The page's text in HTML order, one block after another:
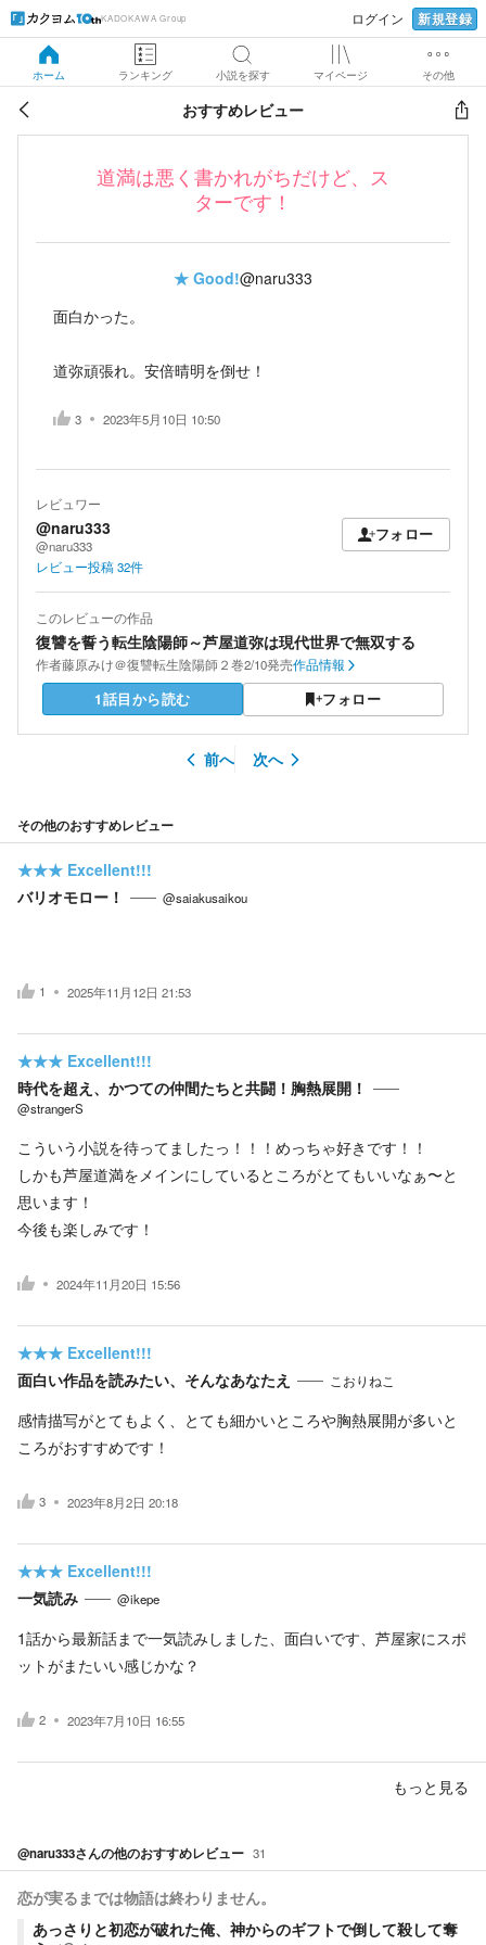
KADOKAWA Group ログイン 新規登録
ホーム ランキング 小説を探す マイページ その他
おすすめレビュー
道満は悪く書かれがちだけど、ス
ターです！
★ Good!@naru333
面白かった。
道弥頑張れ。安倍晴明を倒せ！
3 2023年5月10日 10:50
レビュワー
@naru333
@naru333
フォロー
レビュー投稿32件
このレビューの作品
復讐を誓う転生陰陽師～芦屋道弥は現代世界で無双する
作者藤原みけ＠復讐転生陰陽師２巻2/10発売作品情報
1話目から読む フォロー
前へ 次へ
その他のおすすめレビュー
★★★ Excellent!!!
バリオモロー！
@saiakusaikou
1 2025年11月12日 21:53
★★★ Excellent!!!
時代を超え、かつての仲間たちと共闘！胸熱展開！
@strangerS
こういう小説を待ってましたっ！！！めっちゃ好きです！！
しかも芦屋道満をメインにしているところがとてもいいなぁ〜と
思います！
今後も楽しみです！
2024年11月20日 15:56
★★★ Excellent!!!
面白い作品を読みたい、そんなあなたえ
こおりねこ
感情描写がとてもよく、とても細かいところや胸熱展開が多いと
ころがおすすめです！
3 2023年8月2日 20:18
★★★ Excellent!!!
一気読み
@ikepe
1話から最新話まで一気読みしました、面白いです、芦屋家にスポ
ットがまたいい感じかな？
2 2023年7月10日 16:55
もっと見る
@naru333さんの他のおすすめレビュー 31
恋が実るまでは物語は終わりません。
あっさりと初恋が破れた俺、神からのギフトで倒して殺して奪